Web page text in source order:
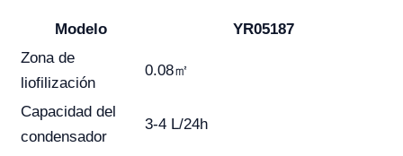
Modelo
YR05187
Zona de
liofilización
0.08㎡
Capacidad del
condensador
3-4 L/24h